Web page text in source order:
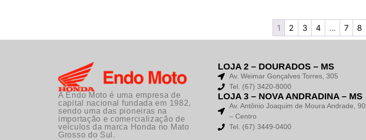
1 2 3 4 … 7 8
A Endo Moto é uma empresa de
capital nacional fundada em 1982,
sendo uma das pioneiras na
importação e comercialização de
veículos da marca Honda no Mato
Grosso do Sul.
LOJA 2 – DOURADOS – MS
Av. Weimar Gonçalves Torres, 305
Tel. (67) 3420-8000
LOJA 3 – NOVA ANDRADINA – MS
Av. Antônio Joaquim de Moura Andrade, 90
– Centro
Tel. (67) 3449-0400